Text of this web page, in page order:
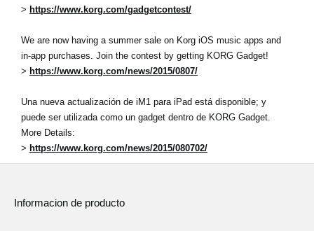
> https://www.korg.com/gadgetcontest/
We are now having a summer sale on Korg iOS music apps and
in-app purchases. Join the contest by getting KORG Gadget!
> https://www.korg.com/news/2015/0807/
Una nueva actualización de iM1 para iPad está disponible; y
puede ser utilizada como un gadget dentro de KORG Gadget.
More Details:
> https://www.korg.com/news/2015/080702/
Informacion de producto